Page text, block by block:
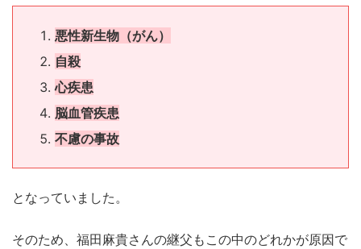
悪性新生物（がん）
自殺
心疾患
脳血管疾患
不慮の事故
となっていました。
そのため、福田麻貴さんの継父もこの中のどれかが原因で